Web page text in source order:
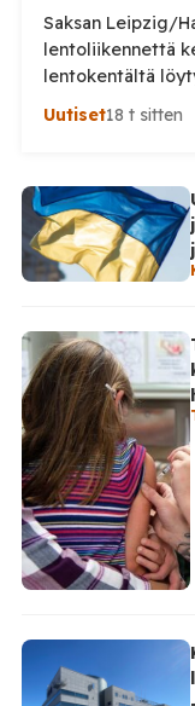
Saksan Leipzig/
lentoliikennettä
lentokentältä
epäilty
lentoaseman
Antonov-
droonissa oli
sekä sytyttimeksi
vahvistanut
Uutiset18 t sitten